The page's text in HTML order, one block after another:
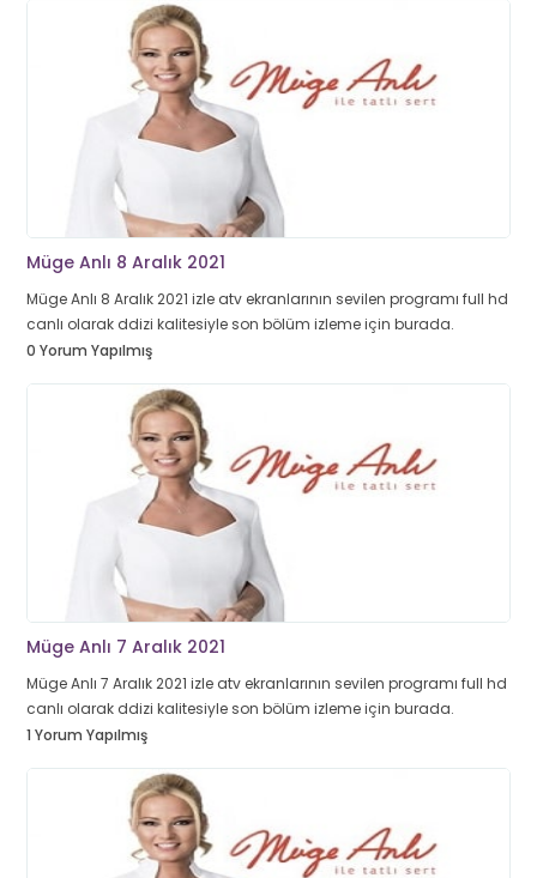
Müge Anlı 8 Aralık 2021
Müge Anlı 8 Aralık 2021 izle atv ekranlarının sevilen programı full hd
canlı olarak ddizi kalitesiyle son bölüm izleme için burada.
0 Yorum Yapılmış
Müge Anlı 7 Aralık 2021
Müge Anlı 7 Aralık 2021 izle atv ekranlarının sevilen programı full hd
canlı olarak ddizi kalitesiyle son bölüm izleme için burada.
1 Yorum Yapılmış